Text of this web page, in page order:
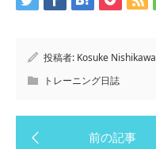
投稿者: Kosuke Nishikawa
トレーニング日誌